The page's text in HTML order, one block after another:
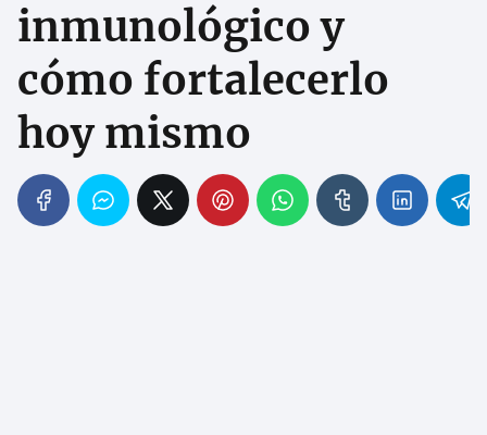
inmunológico y
cómo fortalecerlo
hoy mismo